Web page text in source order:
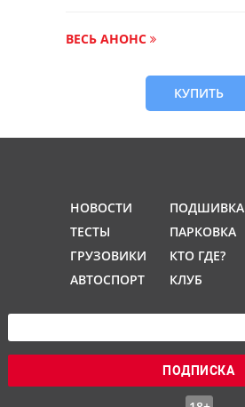
ВЕСЬ АНОНС
КУПИТЬ
НОВОСТИ
ТЕСТЫ
ГРУЗОВИКИ
АВТОСПОРТ
ПОДШИВКА
ПАРКОВКА
КТО ГДЕ?
КЛУБ
ПОДПИСКА